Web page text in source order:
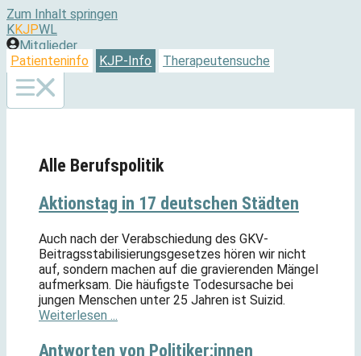
Zum Inhalt springen
KKJPWL
Mitglieder
Patienteninfo
KJP-Info Therapeutensuche
Alle Berufspolitik
Aktionstag in 17 deutschen Städten
Auch nach der Verabschiedung des GKV-
Beitragsstabilisierungsgesetzes hören wir nicht
auf, sondern machen auf die gravierenden Mängel
aufmerksam. Die häufigste Todesursache bei
jungen Menschen unter 25 Jahren ist Suizid.
Weiterlesen ...
Antworten von Politiker:innen